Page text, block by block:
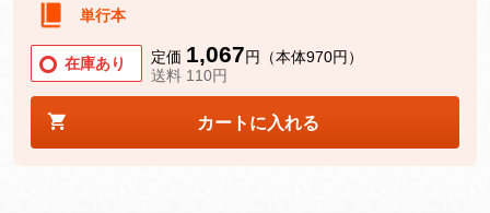
単行本
在庫あり 定価 1,067円（本体970円）
送料 110円
カートに入れる